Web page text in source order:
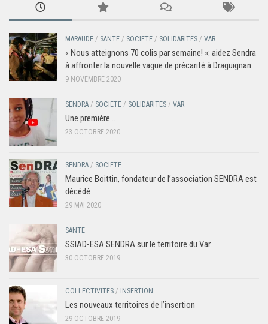
MARAUDE / SANTE / SOCIETE / SOLIDARITES / VAR
« Nous atteignons 70 colis par semaine! »: aidez Sendra
à affronter la nouvelle vague de précarité à Draguignan
9 NOVEMBRE 2020
SENDRA / SOCIETE / SOLIDARITES / VAR
Une première…
23 OCTOBRE 2020
SENDRA / SOCIETE
Maurice Boittin, fondateur de l’association SENDRA est
décédé
29 MAI 2020
SANTE
SSIAD-ESA SENDRA sur le territoire du Var
30 OCTOBRE 2019
COLLECTIVITES / INSERTION
Les nouveaux territoires de l’insertion
29 OCTOBRE 2019